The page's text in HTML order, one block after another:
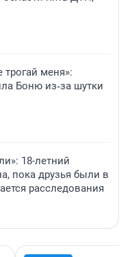
меня»:
Боню из‑за шутки
18-летний
пока друзья были в
расследования